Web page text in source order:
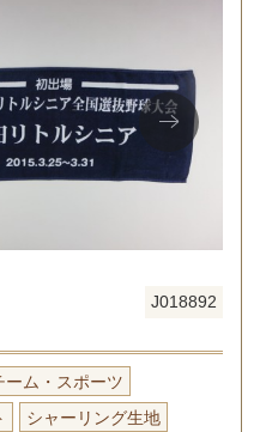
J018892
ーム・スポーツ
シャーリング生地